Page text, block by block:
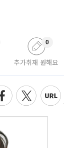
추가취재 원해요
0